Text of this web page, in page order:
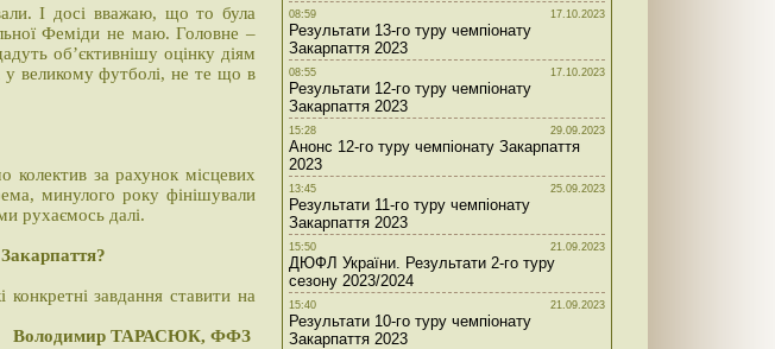
І досі вважаю, що то була
Феміди не маю. Головне –
об’єктивнішу оцінку діям
у великому футболі, не те що в
колектив за рахунок місцевих
минулого року фінішували
рухаємось далі.
завдання ставити на
Володимир ТАРАСЮК, ФФЗ
08:59 17.10.2023
Результати 13-го туру чемпіонату
Закарпаття 2023
08:55 17.10.2023
Результати 12-го туру чемпіонату
Закарпаття 2023
15:28 29.09.2023
Анонс 12-го туру чемпіонату Закарпаття
2023
13:45 25.09.2023
Результати 11-го туру чемпіонату
Закарпаття 2023
15:50 21.09.2023
ДЮФЛ України. Результати 2-го туру
сезону 2023/2024
15:40 21.09.2023
Результати 10-го туру чемпіонату
Закарпаття 2023